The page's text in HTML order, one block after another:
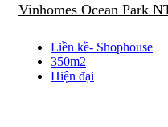
Vinhomes Ocean Park
Liền kề- Shophouse
350m2
Hiện đại